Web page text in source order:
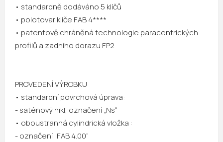
• standardně dodáváno 5 klíčů
• polotovar klíče FAB 4****
• patentově chráněná technologie paracentrických
profilů a zadního dorazu FP2
PROVEDENÍ VÝROBKU
• standardní povrchová úprava:
- saténový nikl, označení „Ns“
• oboustranná cylindrická vložka :
- označení „FAB 4.00“